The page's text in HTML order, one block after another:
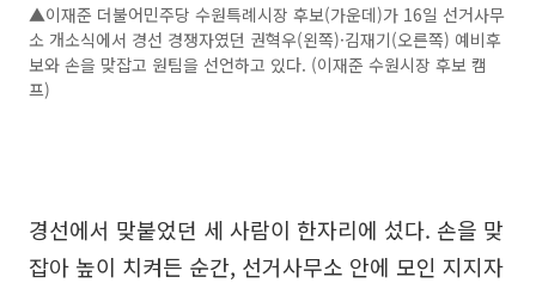
▲이재준 더불어민주당 수원특례시장 후보(가운데)가 16일 선거사무
소 개소식에서 경선 경쟁자였던 권혁우(왼쪽)·김재기(오른쪽) 예비후
보와 손을 맞잡고 원팀을 선언하고 있다. (이재준 수원시장 후보 캠
프)
경선에서 맞붙었던 세 사람이 한자리에 섰다. 손을 맞
잡아 높이 치켜든 순간, 선거사무소 안에 모인 지지자